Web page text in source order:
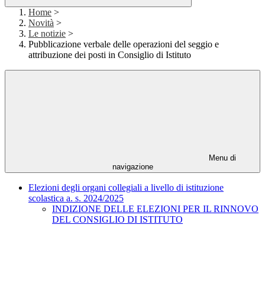
Home >
Novità >
Le notizie >
Pubblicazione verbale delle operazioni del seggio e
attribuzione dei posti in Consiglio di Istituto
Menu di
navigazione
Elezioni degli organi collegiali a livello di istituzione
scolastica a. s. 2024/2025
INDIZIONE DELLE ELEZIONI PER IL RINNOVO
DEL CONSIGLIO DI ISTITUTO